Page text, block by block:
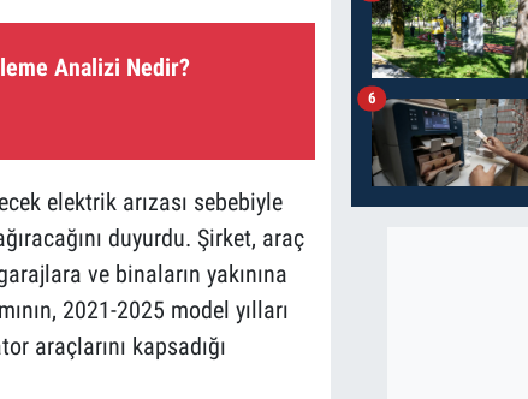
Analizi Nedir?
elektrik arızası sebebiyle
duyurdu. Şirket, araç
ve binaların yakınına
2021-2025 model yılları
araçlarını kapsadığı
6